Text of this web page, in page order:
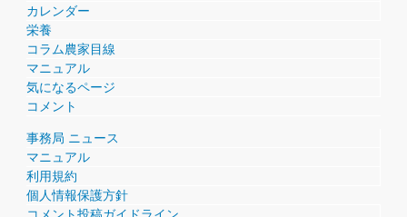
カレンダー
栄養
コラム農家目線
マニュアル
気になるページ
コメント
事務局 ニュース
マニュアル
利用規約
個人情報保護方針